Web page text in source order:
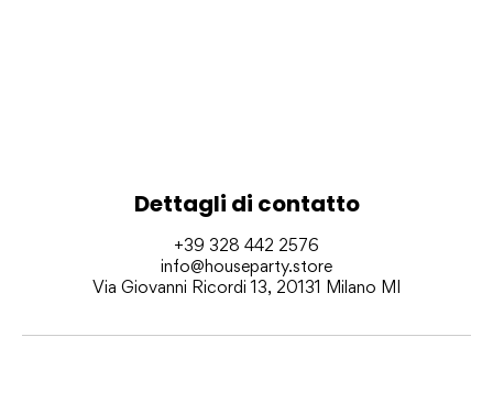
Dettagli di contatto
+39 328 442 2576
info@houseparty.store
Via Giovanni Ricordi 13, 20131 Milano MI